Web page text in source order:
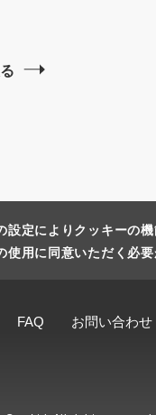
FAQ お問い合わせ
定によりクッキーの機
用に同意いただく必要